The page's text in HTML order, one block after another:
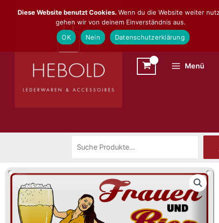
Inhalt
Menü
Diese Website benutzt Cookies. Wenn du die Website weiter
gehen wir von deinem Einverständnis aus.
OK
Nein Datenschutzerklärung